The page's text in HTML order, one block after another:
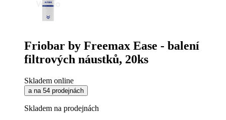
Friobar by Freemax Ease - balení
filtrových náustků, 20ks
Skladem online
a na 54 prodejnách
Skladem na prodejnách